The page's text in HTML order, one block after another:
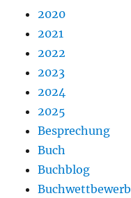
2020
2021
2022
2023
2024
2025
Besprechung
Buch
Buchblog
Buchwettbewerb